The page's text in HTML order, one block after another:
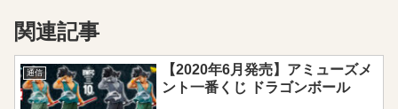
関連記事
通信
【2020年6月発売】アミューズメ
ント一番くじ ドラゴンボール